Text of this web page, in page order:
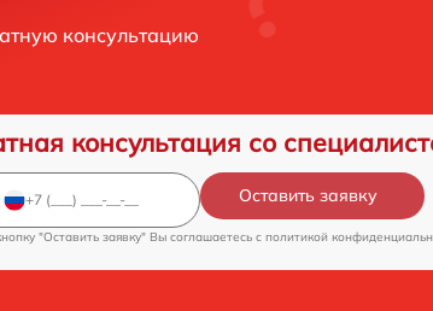
консультацию
консультация со
Оставить заявку
"Оставить заявку" Вы соглашаетесь c политикой